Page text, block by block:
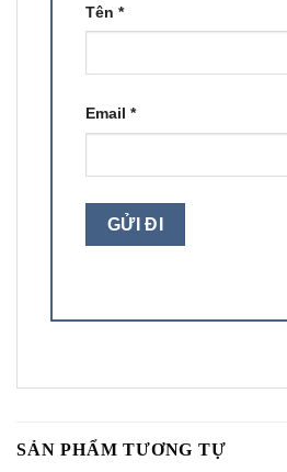
Tên *
Email *
SẢN PHẨM TƯƠNG TỰ